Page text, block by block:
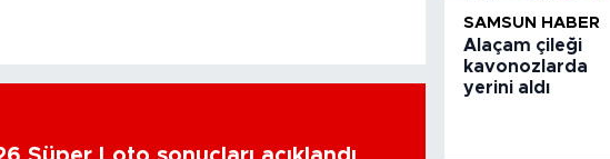
SAMSUN HABER
Alaçam çileği
kavonozlarda
yerini aldı